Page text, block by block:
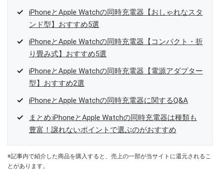
iPhoneとApple Watchの同時充電器【おしゃれなスタ
ンド型】おすすめ5選
iPhoneとApple Watchの同時充電器【コンパクト・折
り畳み式】おすすめ5選
iPhoneとApple Watchの同時充電器【電源アダプター
型】おすすめ2選
iPhoneとApple Watchの同時充電器に関するQ&A
まとめ:iPhoneとApple Watchの同時充電器は種類も
豊富！譲れないポイントで選ぶのがおすすめ
※記事内で紹介した商品を購入すると、売上の一部が当サイトに還元されるこ
とがあります。